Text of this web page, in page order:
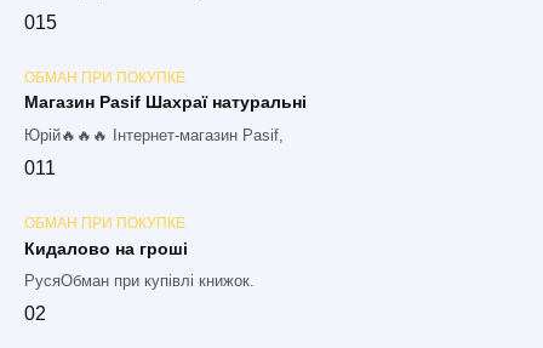
015
ОБМАН ПРИ ПОКУПКЕ
Магазин Pasif Шахраї натуральні
Юрій🔥🔥🔥 Інтернет-магазин Pasif,
011
ОБМАН ПРИ ПОКУПКЕ
Кидалово на гроші
РусяОбман при купівлі книжок.
02